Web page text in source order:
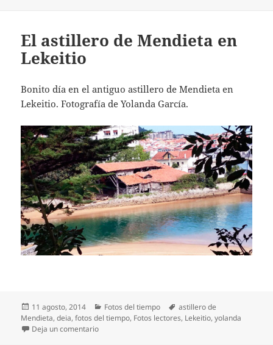
El astillero de Mendieta en
Lekeitio
Bonito día en el antiguo astillero de Mendieta en
Lekeitio. Fotografía de Yolanda García.
Publicado
el
11 agosto, 2014 Categorías
Fotos del tiempo Etiquetas
astillero de
Mendieta,deia,fotos del tiempo, Fotos lectores, Lekeitio,yolanda
Deja un comentarioen El astillero de Mendieta en Lekeitio